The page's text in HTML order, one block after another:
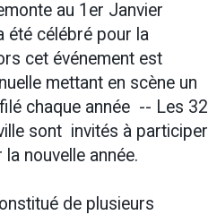
au 1er Janvier
été célébré pour la
cet événement est
mettant en scène un
chaque année -- Les 32
sont invités à participer
nouvelle année.
de plusieurs